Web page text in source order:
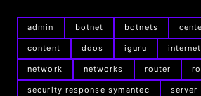
admin botnet botnets
content ddos iguru internet
network networks router
security response symantec server